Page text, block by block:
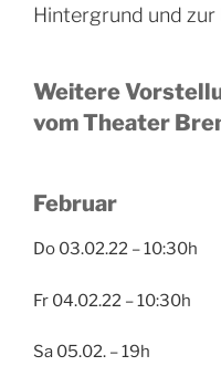
Hintergrund und zur
Weitere
vom Theater
Februar
Do 03.02.22 – 10:30h
Fr 04.02.22 – 10:30h
Sa 05.02. – 19h